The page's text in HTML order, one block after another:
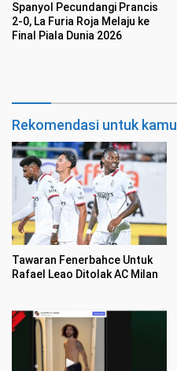
Spanyol Pecundangi Prancis
2-0, La Furia Roja Melaju ke
Final Piala Dunia 2026
Rekomendasi untuk kamu
Tawaran Fenerbahce Untuk
Rafael Leao Ditolak AC Milan